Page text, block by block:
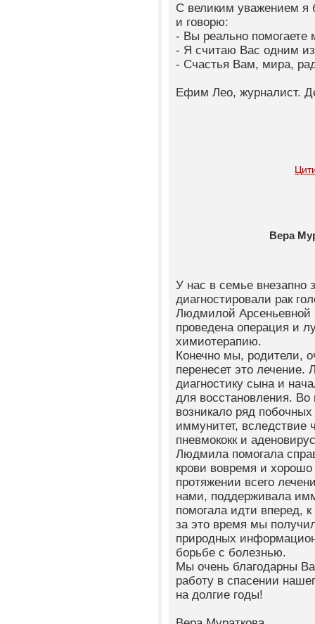
С великим уважением я
и говорю:
- Вы реально помогаете
- Я считаю Вас одним
- Счастья Вам, мира,
Ефим Лео, журналист.
Вера
У нас в семье
диагностировали рак
Людмилой Арсеньевной
проведена операция и
химиотерапию.
Конечно мы, родители,
перенесет это
диагностику сына и
для восстановления.
возникало ряд
иммунитет, вследствие
пневмококк и
Людмила помогала
крови вовремя и
протяжении всего
нами, поддерживала
помогала идти вперед,
за это время мы
природных
борьбе с болезнью.
Мы очень благодарны
работу в спасении
на долгие годы!